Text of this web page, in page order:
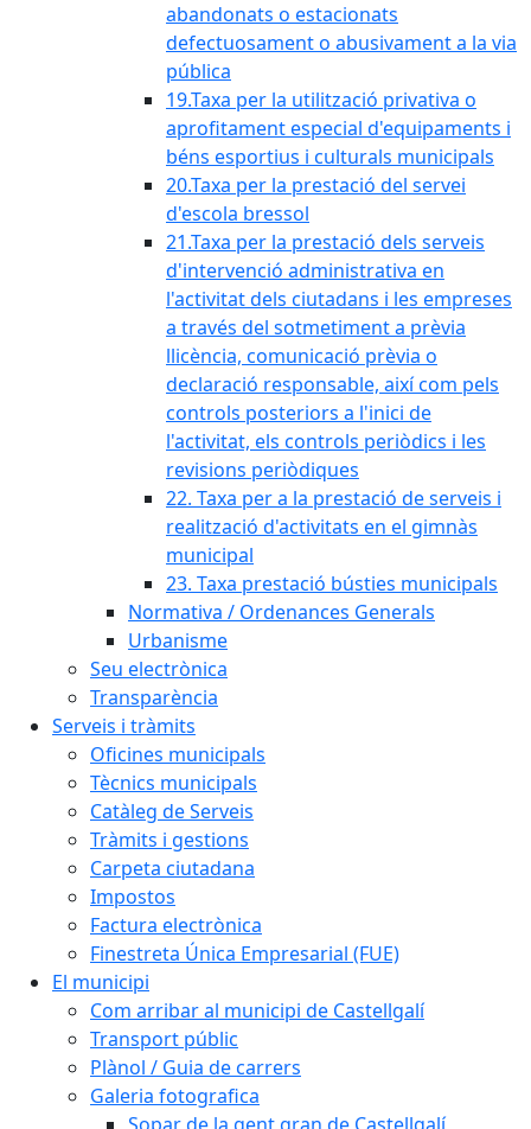
abandonats o estacionats
defectuosament o abusivament a la via
pública
19.Taxa per la utilització privativa o
aprofitament especial d'equipaments i
béns esportius i culturals municipals
20.Taxa per la prestació del servei
d'escola bressol
21.Taxa per la prestació dels serveis
d'intervenció administrativa en
l'activitat dels ciutadans i les empreses
a través del sotmetiment a prèvia
llicència, comunicació prèvia o
declaració responsable, així com pels
controls posteriors a l'inici de
l'activitat, els controls periòdics i les
revisions periòdiques
22. Taxa per a la prestació de serveis i
realització d'activitats en el gimnàs
municipal
23. Taxa prestació bústies municipals
Normativa / Ordenances Generals
Urbanisme
Seu electrònica
Transparència
Serveis i tràmits
Oficines municipals
Tècnics municipals
Catàleg de Serveis
Tràmits i gestions
Carpeta ciutadana
Impostos
Factura electrònica
Finestreta Única Empresarial (FUE)
El municipi
Com arribar al municipi de Castellgalí
Transport públic
Plànol / Guia de carrers
Galeria fotografica